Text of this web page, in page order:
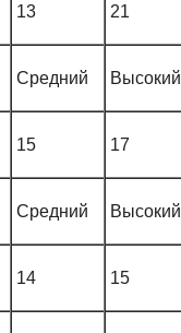
13 21
Средний Высокий
15 17
Средний Высокий
14 15